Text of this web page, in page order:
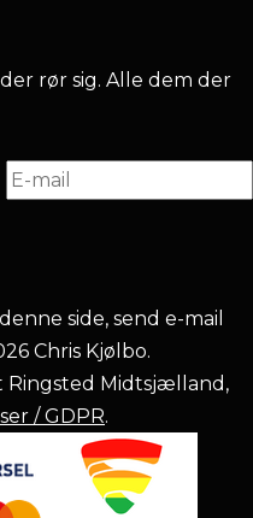
rør sig. Alle dem der
side, send e-mail
Chris Kjølbo.
Midtsjælland,
/ GDPR.